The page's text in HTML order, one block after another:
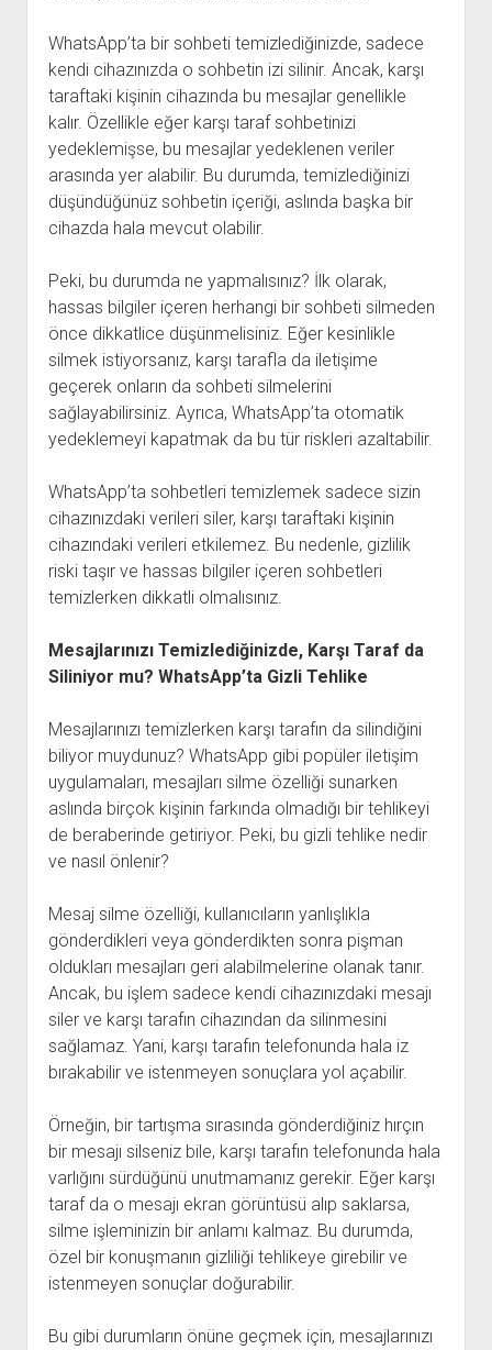
WhatsApp’ta bir sohbeti temizlediğinizde, sadece
kendi cihazınızda o sohbetin izi silinir. Ancak, karşı
taraftaki kişinin cihazında bu mesajlar genellikle
kalır. Özellikle eğer karşı taraf sohbetinizi
yedeklemişse, bu mesajlar yedeklenen veriler
arasında yer alabilir. Bu durumda, temizlediğinizi
düşündüğünüz sohbetin içeriği, aslında başka bir
cihazda hala mevcut olabilir.
Peki, bu durumda ne yapmalısınız? İlk olarak,
hassas bilgiler içeren herhangi bir sohbeti silmeden
önce dikkatlice düşünmelisiniz. Eğer kesinlikle
silmek istiyorsanız, karşı tarafla da iletişime
geçerek onların da sohbeti silmelerini
sağlayabilirsiniz. Ayrıca, WhatsApp’ta otomatik
yedeklemeyi kapatmak da bu tür riskleri azaltabilir.
WhatsApp’ta sohbetleri temizlemek sadece sizin
cihazınızdaki verileri siler, karşı taraftaki kişinin
cihazındaki verileri etkilemez. Bu nedenle, gizlilik
riski taşır ve hassas bilgiler içeren sohbetleri
temizlerken dikkatli olmalısınız.
Mesajlarınızı Temizlediğinizde, Karşı Taraf da
Siliniyor mu? WhatsApp’ta Gizli Tehlike
Mesajlarınızı temizlerken karşı tarafın da silindiğini
biliyor muydunuz? WhatsApp gibi popüler iletişim
uygulamaları, mesajları silme özelliği sunarken
aslında birçok kişinin farkında olmadığı bir tehlikeyi
de beraberinde getiriyor. Peki, bu gizli tehlike nedir
ve nasıl önlenir?
Mesaj silme özelliği, kullanıcıların yanlışlıkla
gönderdikleri veya gönderdikten sonra pişman
oldukları mesajları geri alabilmelerine olanak tanır.
Ancak, bu işlem sadece kendi cihazınızdaki mesajı
siler ve karşı tarafın cihazından da silinmesini
sağlamaz. Yani, karşı tarafın telefonunda hala iz
bırakabilir ve istenmeyen sonuçlara yol açabilir.
Örneğin, bir tartışma sırasında gönderdiğiniz hırçın
bir mesajı silseniz bile, karşı tarafın telefonunda hala
varlığını sürdüğünü unutmamanız gerekir. Eğer karşı
taraf da o mesajı ekran görüntüsü alıp saklarsa,
silme işleminizin bir anlamı kalmaz. Bu durumda,
özel bir konuşmanın gizliliği tehlikeye girebilir ve
istenmeyen sonuçlar doğurabilir.
Bu gibi durumların önüne geçmek için, mesajlarınızı